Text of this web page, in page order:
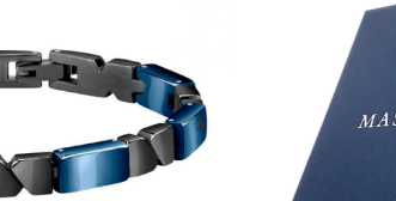
ADICIONAR
Material